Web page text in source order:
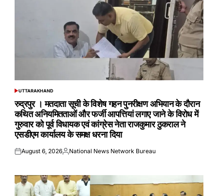
POSTED
UTTARAKHAND
रुद्रपुर । मतदाता सूची के विशेष गहन पुनरीक्षण अभियान के दौरान
कथित अनियमितताओं और फर्जी आपत्तियां लगाए जाने के विरोध में
गुरुवार को पूर्व विधायक एवं कांग्रेस नेता राजकुमार ठुकराल ने
एसडीएम कार्यालय के समक्ष धरना दिया
Posted
August 6, 2026Posted
National News Network Bureau